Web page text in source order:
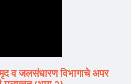
व जलसंधारण विभागाचे अपर